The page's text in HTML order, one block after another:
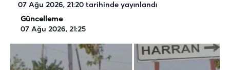
07 Ağu 2026, 21:20 tarihinde yayınlandı
Güncelleme
07 Ağu 2026, 21:25